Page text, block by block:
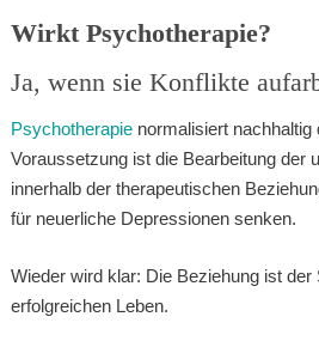
Wirkt Psychotherapie?
Ja, wenn sie Konflikte
Psychotherapienormalisiert nachhaltig
Voraussetzung ist die Bearbeitung der
innerhalb der therapeutischen
für neuerliche Depressionen senken.
Wieder wird klar: Die Beziehung ist
erfolgreichen Leben.